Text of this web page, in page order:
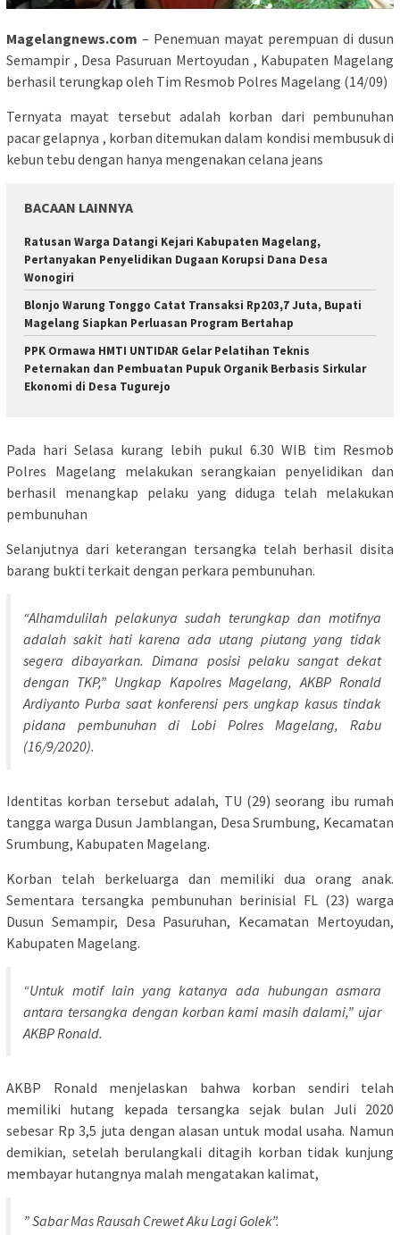
Magelangnews.com – Penemuan mayat perempuan di dusun
Semampir , Desa Pasuruan Mertoyudan , Kabupaten Magelang
berhasil terungkap oleh Tim Resmob Polres Magelang (14/09)
Ternyata mayat tersebut adalah korban dari pembunuhan
pacar gelapnya , korban ditemukan dalam kondisi membusuk di
kebun tebu dengan hanya mengenakan celana jeans
BACAAN LAINNYA
Ratusan Warga Datangi Kejari Kabupaten Magelang,
Pertanyakan Penyelidikan Dugaan Korupsi Dana Desa
Wonogiri
Blonjo Warung Tonggo Catat Transaksi Rp203,7 Juta, Bupati
Magelang Siapkan Perluasan Program Bertahap
PPK Ormawa HMTI UNTIDAR Gelar Pelatihan Teknis
Peternakan dan Pembuatan Pupuk Organik Berbasis Sirkular
Ekonomi di Desa Tugurejo
Pada hari Selasa kurang lebih pukul 6.30 WIB tim Resmob
Polres Magelang melakukan serangkaian penyelidikan dan
berhasil menangkap pelaku yang diduga telah melakukan
pembunuhan
Selanjutnya dari keterangan tersangka telah berhasil disita
barang bukti terkait dengan perkara pembunuhan.
“Alhamdulilah pelakunya sudah terungkap dan motifnya
adalah sakit hati karena ada utang piutang yang tidak
segera dibayarkan. Dimana posisi pelaku sangat dekat
dengan TKP,” Ungkap Kapolres Magelang, AKBP Ronald
Ardiyanto Purba saat konferensi pers ungkap kasus tindak
pidana pembunuhan di Lobi Polres Magelang, Rabu
(16/9/2020).
Identitas korban tersebut adalah, TU (29) seorang ibu rumah
tangga warga Dusun Jamblangan, Desa Srumbung, Kecamatan
Srumbung, Kabupaten Magelang.
Korban telah berkeluarga dan memiliki dua orang anak.
Sementara tersangka pembunuhan berinisial FL (23) warga
Dusun Semampir, Desa Pasuruhan, Kecamatan Mertoyudan,
Kabupaten Magelang.
“Untuk motif lain yang katanya ada hubungan asmara
antara tersangka dengan korban kami masih dalami,” ujar
AKBP Ronald.
AKBP Ronald menjelaskan bahwa korban sendiri telah
memiliki hutang kepada tersangka sejak bulan Juli 2020
sebesar Rp 3,5 juta dengan alasan untuk modal usaha. Namun
demikian, setelah berulangkali ditagih korban tidak kunjung
membayar hutangnya malah mengatakan kalimat,
” Sabar Mas Rausah Crewet Aku Lagi Golek”.